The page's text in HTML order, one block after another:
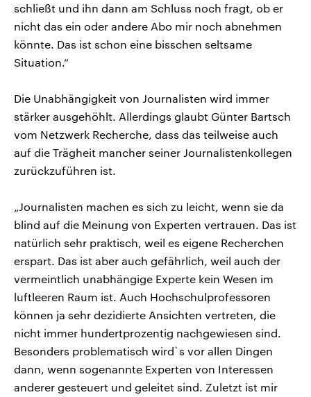
schließt und ihn dann am Schluss noch fragt, ob er
nicht das ein oder andere Abo mir noch abnehmen
könnte. Das ist schon eine bisschen seltsame
Situation.“
Die Unabhängigkeit von Journalisten wird immer
stärker ausgehöhlt. Allerdings glaubt Günter Bartsch
vom Netzwerk Recherche, dass das teilweise auch
auf die Trägheit mancher seiner Journalistenkollegen
zurückzuführen ist.
„Journalisten machen es sich zu leicht, wenn sie da
blind auf die Meinung von Experten vertrauen. Das ist
natürlich sehr praktisch, weil es eigene Recherchen
erspart. Das ist aber auch gefährlich, weil auch der
vermeintlich unabhängige Experte kein Wesen im
luftleeren Raum ist. Auch Hochschulprofessoren
können ja sehr dezidierte Ansichten vertreten, die
nicht immer hundertprozentig nachgewiesen sind.
Besonders problematisch wird`s vor allen Dingen
dann, wenn sogenannte Experten von Interessen
anderer gesteuert und geleitet sind. Zuletzt ist mir